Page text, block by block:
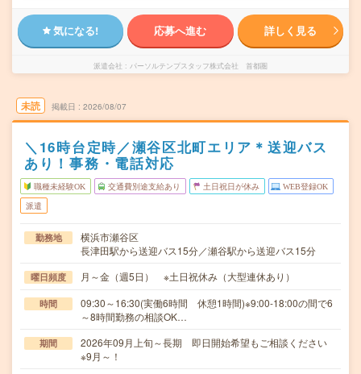
気になる! 応募へ進む 詳しく見る
派遣会社 パーソルテンプスタッフ株式会社 首都圏
未読 掲載日 2026/08/07
＼16時台定時／瀬谷区北町エリア＊送迎バス
あり！事務・電話対応
職種未経験OK 交通費別途支給あり 土日祝日が休み WEB登録OK
派遣
勤務地
横浜市瀬谷区
長津田駅から送迎バス15分／瀬谷駅から送迎バス15分
曜日頻度 月～金（週5日） ※土日祝休み（大型連休あり）
時間
09:30～16:30(実働6時間 休憩1時間)※9:00-18:00の間で6
～8時間勤務の相談OK…
期間
2026年09月上旬～長期 即日開始希望もご相談ください
※9月～！